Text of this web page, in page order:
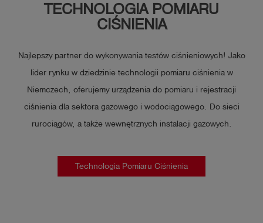
TECHNOLOGIA POMIARU
CIŚNIENIA
Najlepszy partner do wykonywania testów ciśnieniowych! Jako
lider rynku w dziedzinie technologii pomiaru ciśnienia w
Niemczech, oferujemy urządzenia do pomiaru i rejestracji
ciśnienia dla sektora gazowego i wodociągowego. Do sieci
rurociągów, a także wewnętrznych instalacji gazowych.
Technologia Pomiaru Ciśnienia